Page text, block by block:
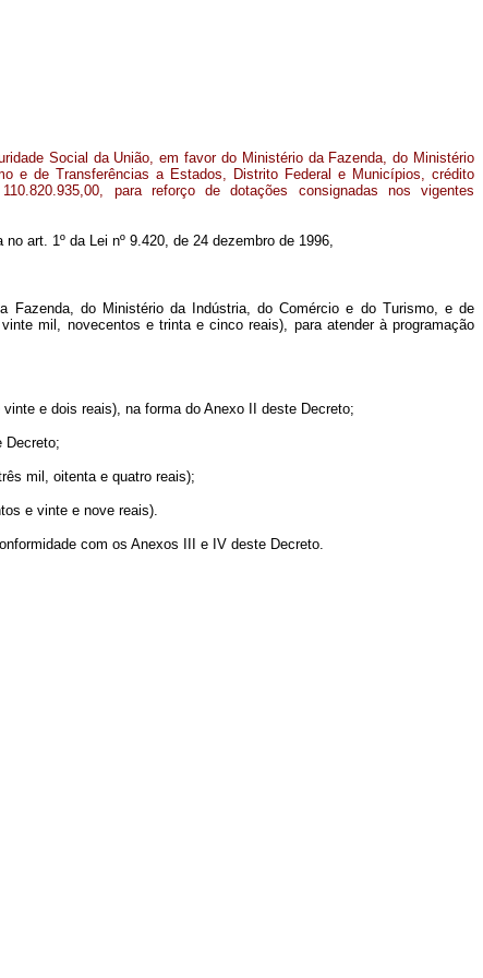
Social da União, em favor do Ministério da Fazenda, do Ministério
e de Transferências a Estados, Distrito Federal e Municípios, crédito
para reforço de dotações consignadas nos vigentes
art. 1º da Lei nº 9.420, de 24 dezembro de 1996,
Fazenda, do Ministério da Indústria, do Comércio e do Turismo, e de
mil, novecentos e trinta e cinco reais), para atender à programação
e dois reais), na forma do Anexo II deste Decreto;
Decreto;
mil, oitenta e quatro reais);
e vinte e nove reais).
com os Anexos III e IV deste Decreto.